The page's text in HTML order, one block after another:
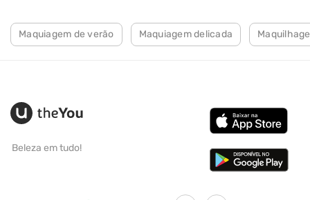
Maquiagem de verão Maquiagem delicada
Beleza em tudo!